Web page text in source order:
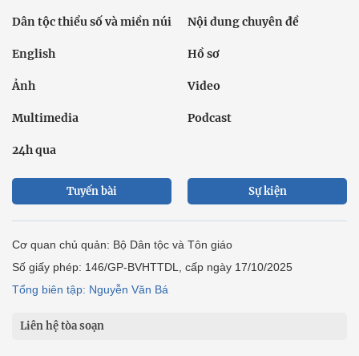
Dân tộc thiểu số và miền núi Nội dung chuyên đề
English Hồ sơ
Ảnh Video
Multimedia Podcast
24h qua
Tuyến bài Sự kiện
Cơ quan chủ quản: Bộ Dân tộc và Tôn giáo
Số giấy phép: 146/GP-BVHTTDL, cấp ngày 17/10/2025
Tổng biên tập: Nguyễn Văn Bá
Liên hệ tòa soạn